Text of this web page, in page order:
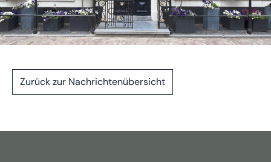
Zurück zur Nachrichtenübersicht